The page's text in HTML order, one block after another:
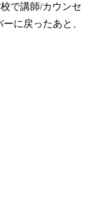
で講師/カウンセ
に戻ったあと、